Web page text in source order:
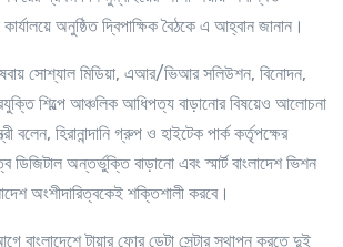
কার্যালয়ে অনুষ্ঠিত দ্বিপাক্ষিক বৈঠকে এ আহ্বান জানান।
সোশ্যাল মিডিয়া, এআর/ভিআর সলিউশন, বিনোদন,
শিল্পে আঞ্চলিক আধিপত্য বাড়ানোর বিষয়েও আলোচনা
বলেন, হিরানান্দানি গ্রুপ ও হাইটেক পার্ক কর্তৃপক্ষের
ডিজিটাল অন্তর্ভুক্তি বাড়ানো এবং স্মার্ট বাংলাদেশ ভিশন
অংশীদারিত্বকেই শক্তিশালী করবে।
বাংলাদেশে টায়ার ফোর ডেটা সেন্টার স্থাপন করতে দুই